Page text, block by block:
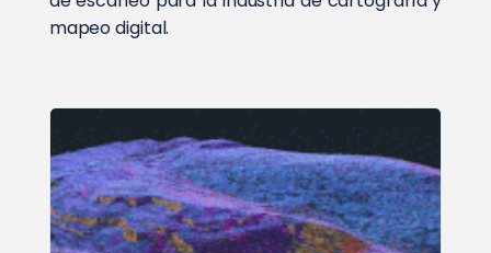
mapeo digital.